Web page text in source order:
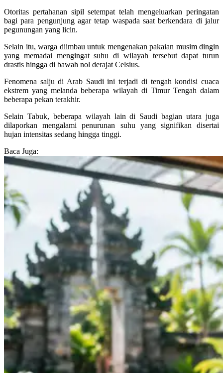
Otoritas pertahanan sipil setempat telah mengeluarkan peringatan
bagi para pengunjung agar tetap waspada saat berkendara di jalur
pegunungan yang licin.
Selain itu, warga diimbau untuk mengenakan pakaian musim dingin
yang memadai mengingat suhu di wilayah tersebut dapat turun
drastis hingga di bawah nol derajat Celsius.
Fenomena salju di Arab Saudi ini terjadi di tengah kondisi cuaca
ekstrem yang melanda beberapa wilayah di Timur Tengah dalam
beberapa pekan terakhir.
Selain Tabuk, beberapa wilayah lain di Saudi bagian utara juga
dilaporkan mengalami penurunan suhu yang signifikan disertai
hujan intensitas sedang hingga tinggi.
Baca Juga: